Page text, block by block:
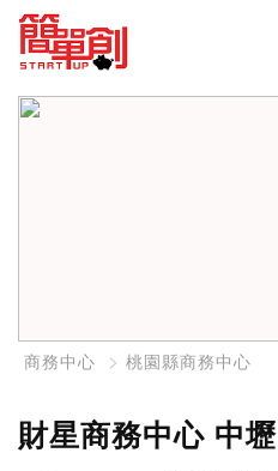
商務中心 桃園縣商務中心
財星商務中心 中壢